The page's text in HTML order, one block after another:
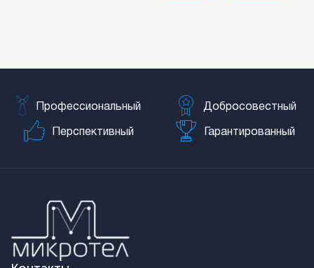
Профессиональный Добросовестный
Перспективный Гарантированный